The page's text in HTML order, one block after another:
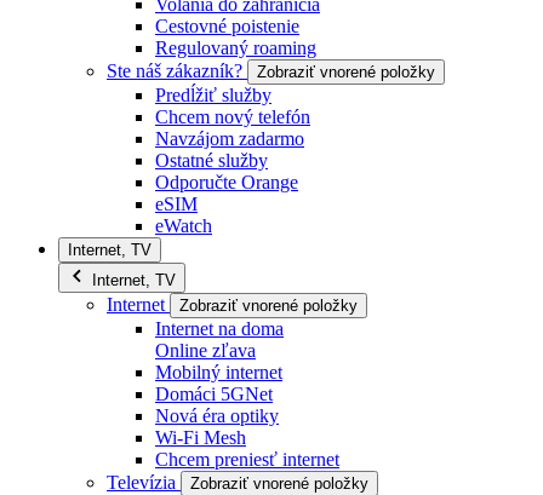
Volania do zahraničia
Cestovné poistenie
Regulovaný roaming
Ste náš zákazník?
Zobraziť vnorené položky
Predĺžiť služby
Chcem nový telefón
Navzájom zadarmo
Ostatné služby
Odporučte Orange
eSIM
eWatch
Internet, TV
Internet, TV
Internet Zobraziť vnorené položky
Internet na doma
Online zľava
Mobilný internet
Domáci 5GNet
Nová éra optiky
Wi-Fi Mesh
Chcem preniesť internet
Televízia
Zobraziť vnorené položky